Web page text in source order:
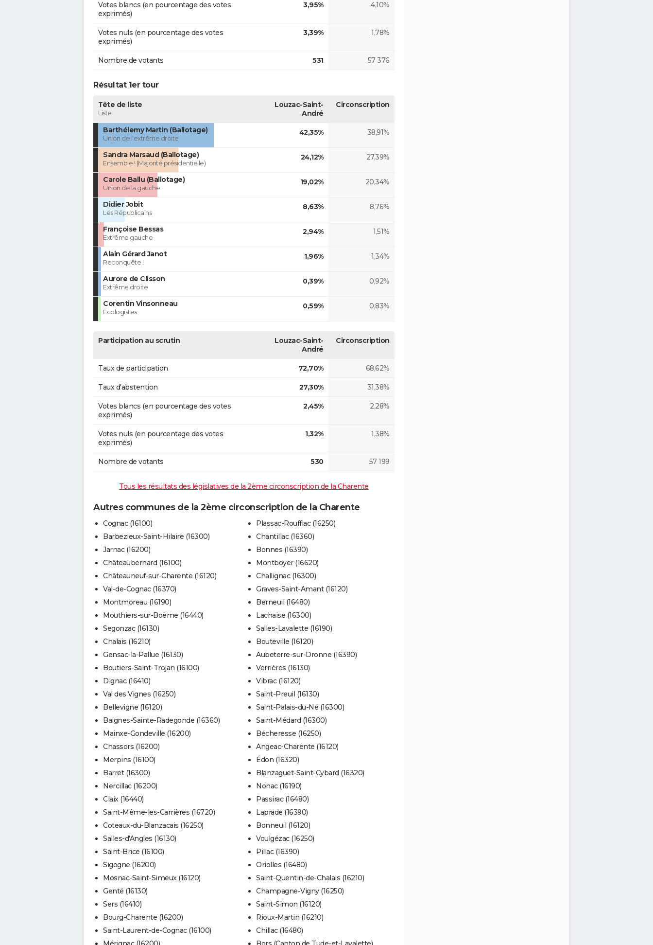
Votes blancs (en pourcentage des votes
exprimés)
3,95% 4,10%
Votes nuls (en pourcentage des votes
exprimés)
3,39% 1,78%
Nombre de votants 531 57 376
Résultat 1er tour
Tête de liste
Liste
Louzac-Saint-
André
Circonscription
Barthélemy Martin (Ballotage)
Union de l'extrême droite
42,35% 38,91%
Sandra Marsaud (Ballotage)
Ensemble ! (Majorité présidentielle)
24,12% 27,39%
Carole Ballu (Ballotage)
Union de la gauche
19,02% 20,34%
Didier Jobit
Les Républicains
8,63% 8,76%
Françoise Bessas
Extrême gauche
2,94% 1,51%
Alain Gérard Janot
Reconquête !
1,96% 1,34%
Aurore de Clisson
Extrême droite
0,39% 0,92%
Corentin Vinsonneau
Ecologistes
0,59% 0,83%
Participation au scrutin
Louzac-Saint-
André
Circonscription
Taux de participation 72,70% 68,62%
Taux d'abstention 27,30% 31,38%
Votes blancs (en pourcentage des votes
exprimés)
2,45% 2,28%
Votes nuls (en pourcentage des votes
exprimés)
1,32% 1,38%
Nombre de votants 530 57 199
Tous les résultats des législatives de la 2ème circonscription de la Charente
Autres communes de la 2ème circonscription de la Charente
Cognac (16100)
Barbezieux-Saint-Hilaire (16300)
Jarnac (16200)
Châteaubernard (16100)
Châteauneuf-sur-Charente (16120)
Val-de-Cognac (16370)
Montmoreau (16190)
Mouthiers-sur-Boëme (16440)
Segonzac (16130)
Chalais (16210)
Gensac-la-Pallue (16130)
Boutiers-Saint-Trojan (16100)
Dignac (16410)
Val des Vignes (16250)
Bellevigne (16120)
Baignes-Sainte-Radegonde (16360)
Mainxe-Gondeville (16200)
Chassors (16200)
Merpins (16100)
Barret (16300)
Nercillac (16200)
Claix (16440)
Saint-Même-les-Carrières (16720)
Coteaux-du-Blanzacais (16250)
Salles-d'Angles (16130)
Saint-Brice (16100)
Sigogne (16200)
Mosnac-Saint-Simeux (16120)
Genté (16130)
Sers (16410)
Bourg-Charente (16200)
Saint-Laurent-de-Cognac (16100)
Plassac-Rouffiac (16250)
Chantillac (16360)
Bonnes (16390)
Montboyer (16620)
Challignac (16300)
Graves-Saint-Amant (16120)
Berneuil (16480)
Lachaise (16300)
Salles-Lavalette (16190)
Bouteville (16120)
Aubeterre-sur-Dronne (16390)
Verrières (16130)
Vibrac (16120)
Saint-Preuil (16130)
Saint-Palais-du-Né (16300)
Saint-Médard (16300)
Bécheresse (16250)
Angeac-Charente (16120)
Édon (16320)
Blanzaguet-Saint-Cybard (16320)
Nonac (16190)
Passirac (16480)
Laprade (16390)
Bonneuil (16120)
Voulgézac (16250)
Pillac (16390)
Oriolles (16480)
Saint-Quentin-de-Chalais (16210)
Champagne-Vigny (16250)
Saint-Simon (16120)
Rioux-Martin (16210)
Chillac (16480)